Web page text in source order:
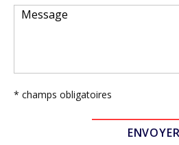
* champs obligatoires